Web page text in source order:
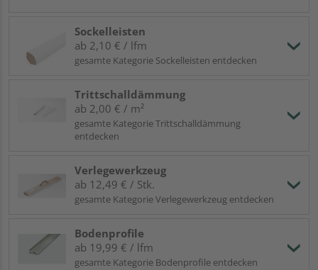
Sockelleisten
ab 2,10 € / lfm
gesamte Kategorie Sockelleisten entdecken
Trittschalldämmung
ab 2,00 € / m²
gesamte Kategorie Trittschalldämmung
entdecken
Verlegewerkzeug
ab 12,49 € / Stk.
gesamte Kategorie Verlegewerkzeug entdecken
Bodenprofile
ab 19,99 € / lfm
gesamte Kategorie Bodenprofile entdecken